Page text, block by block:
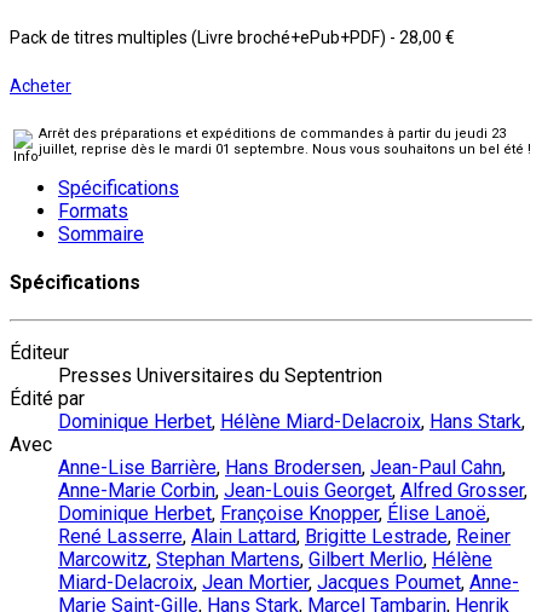
Pack de titres multiples (Livre broché+ePub+PDF) - 28,00 €
Acheter
Arrêt des préparations et expéditions de commandes à partir du jeudi 23
juillet, reprise dès le mardi 01 septembre. Nous vous souhaitons un bel été !
Spécifications
Formats
Sommaire
Spécifications
Éditeur
Presses Universitaires du Septentrion
Édité par
Dominique Herbet, Hélène Miard-Delacroix, Hans Stark,
Avec
Anne-Lise Barrière, Hans Brodersen, Jean-Paul Cahn,
Anne-Marie Corbin, Jean-Louis Georget, Alfred Grosser,
Dominique Herbet, Françoise Knopper, Élise Lanoë,
René Lasserre, Alain Lattard, Brigitte Lestrade, Reiner
Marcowitz, Stephan Martens, Gilbert Merlio, Hélène
Miard-Delacroix, Jean Mortier, Jacques Poumet, Anne-
Marie Saint-Gille, Hans Stark, Marcel Tambarin, Henrik